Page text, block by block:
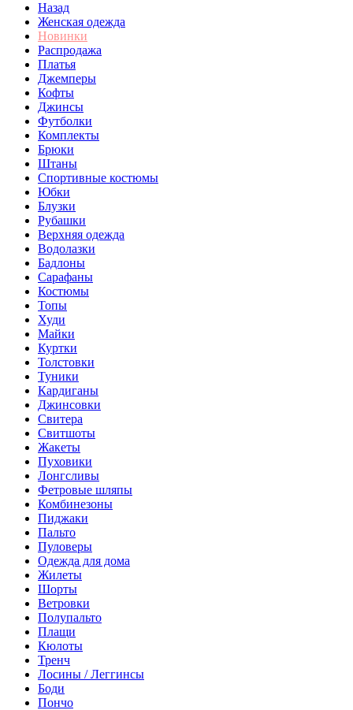
Назад
Женская одежда
Новинки
Распродажа
Платья
Джемперы
Кофты
Джинсы
Футболки
Комплекты
Брюки
Штаны
Спортивные костюмы
Юбки
Блузки
Рубашки
Верхняя одежда
Водолазки
Бадлоны
Сарафаны
Костюмы
Топы
Худи
Майки
Куртки
Толстовки
Туники
Кардиганы
Джинсовки
Свитера
Свитшоты
Жакеты
Пуховики
Лонгсливы
Фетровые шляпы
Комбинезоны
Пиджаки
Пальто
Пуловеры
Одежда для дома
Жилеты
Шорты
Ветровки
Полупальто
Плащи
Кюлоты
Тренч
Лосины / Леггинсы
Боди
Пончо